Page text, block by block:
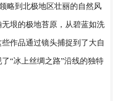
略到北极地区壮丽的自然风
垠的极地苔原，从碧蓝如洗
作品通过镜头捕捉到了大自
“冰上丝绸之路”沿线的独特